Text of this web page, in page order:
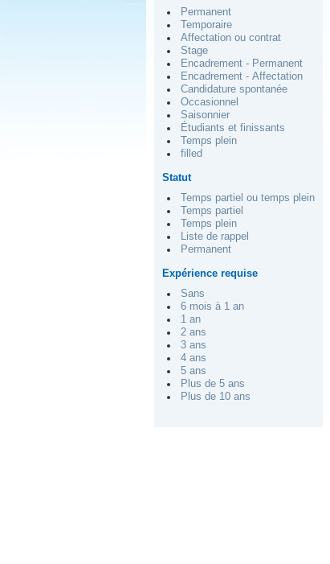
Permanent
Temporaire
Affectation ou contrat
Stage
Encadrement - Permanent
Encadrement - Affectation
Candidature spontanée
Occasionnel
Saisonnier
Étudiants et finissants
Temps plein
filled
Statut
Temps partiel ou temps plein
Temps partiel
Temps plein
Liste de rappel
Permanent
Expérience requise
Sans
6 mois à 1 an
1 an
2 ans
3 ans
4 ans
5 ans
Plus de 5 ans
Plus de 10 ans